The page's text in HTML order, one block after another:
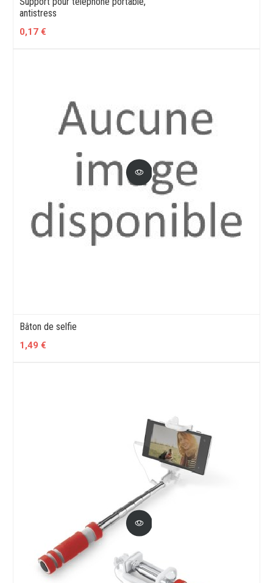
antistress
0,17 €
Bâton de selfie
1,49 €